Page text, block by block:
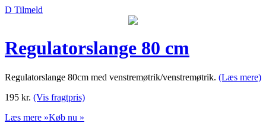
D Tilmeld
Regulatorslange 80 cm
Regulatorslange 80cm med venstremøtrik/venstremøtrik. (Læs mere)
195 kr. (Vis fragtpris)
Læs mere »Køb nu »